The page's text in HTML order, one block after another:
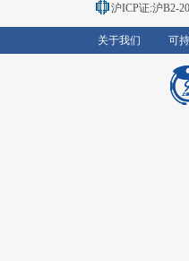
沪ICP证:沪B2-
关于我们 可